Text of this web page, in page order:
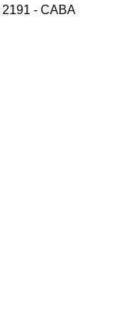
2191 - CABA